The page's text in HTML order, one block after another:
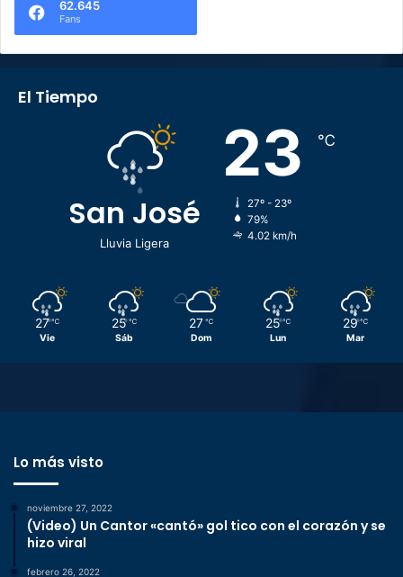
62.645
Fans
El Tiempo
San José
Lluvia Ligera
23 ℃
27º - 23º
79%
4.02 km/h
27 ℃
Vie
25 ℃
Sáb
27 ℃
Dom
25 ℃
Lun
29 ℃
Mar
Lo más visto
noviembre 27, 2022
(Video) Un Cantor «cantó» gol tico con el corazón y se
hizo viral
febrero 26, 2022